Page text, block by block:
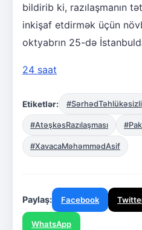
bildirib ki, razılaşmanın
inkişaf etdirmək üçün
oktyabrın 25-də
24 saat
Etiketlər:
#AtəşkəsRazılaşması
#XavacaMəhəmmədAsif
Paylaş: Facebook
WhatsApp